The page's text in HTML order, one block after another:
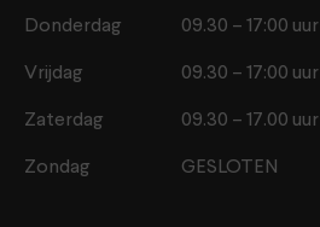
Donderdag 09.30 – 17:00 uur
Vrijdag 09.30 – 17:00 uur
Zaterdag 09.30 – 17.00 uur
Zondag GESLOTEN